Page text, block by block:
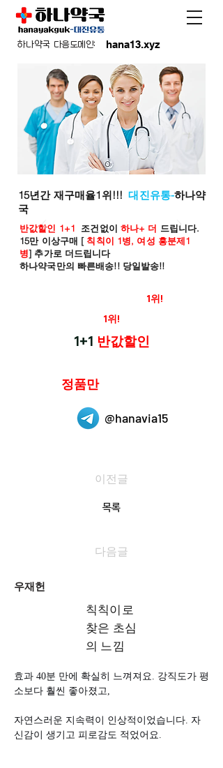
hana13.xyz
하나약국 다음도메인:
15년간 재구매율1위!!!대진유통-하나약
국
반값할인 1+1 조건없이 하나+ 더 드립니다.
15만 이상구매 [ 칙칙이 1병, 여성 흥분제1
병] 추가로 더드립니다
하나약국만의 빠른배송!! 당일발송!!
1위!
1위!
1+1 반값할인
정품만
@hanavia15
이전글
목록
다음글
우재헌
칙칙이로
찾은 초심
의 느낌
효과 40분 만에 확실히 느껴져요. 강직도가 평
소보다 훨씬 좋아졌고,
자연스러운 지속력이 인상적이었습니다. 자
신감이 생기고 피로감도 적었어요.